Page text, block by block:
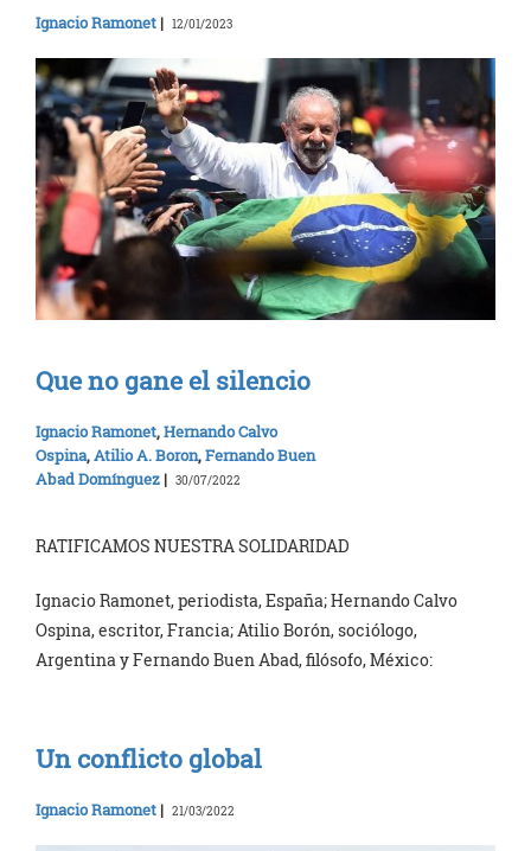
Ignacio Ramonet | 12/01/2023
Que no gane el silencio
Ignacio Ramonet,Hernando Calvo
Ospina,Atilio A. Boron,Fernando Buen
Abad Domínguez | 30/07/2022
RATIFICAMOS NUESTRA SOLIDARIDAD
Ignacio Ramonet, periodista, España; Hernando Calvo
Ospina, escritor, Francia; Atilio Borón, sociólogo,
Argentina y Fernando Buen Abad, filósofo, México:
Un conflicto global
Ignacio Ramonet | 21/03/2022